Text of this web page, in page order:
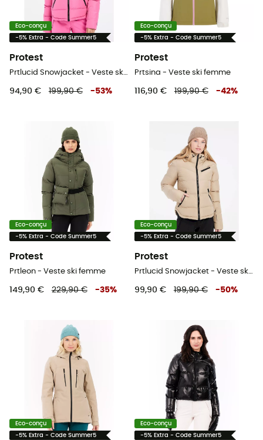
Eco-conçu
-5% Extra - Code Summer5
Protest
Prtlucid Snowjacket - Veste ski femme
94,90 € 199,90 € -53%
Eco-conçu
-5% Extra - Code Summer5
Protest
Prtsina - Veste ski femme
116,90 € 199,90 € -42%
Eco-conçu
-5% Extra - Code Summer5
Protest
Prtleon - Veste ski femme
149,90 € 229,90 € -35%
Eco-conçu
-5% Extra - Code Summer5
Protest
Prtlucid Snowjacket - Veste ski femme
99,90 € 199,90 € -50%
Eco-conçu
-5% Extra - Code Summer5
Eco-conçu
-5% Extra - Code Summer5